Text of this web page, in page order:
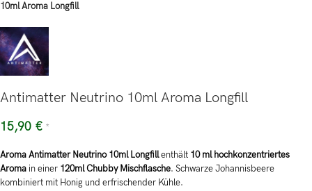
10ml Aroma Longfill
Antimatter Neutrino 10ml Aroma Longfill
15,90 € *
Aroma Antimatter Neutrino 10ml Longfillenthält 10 ml hochkonzentriertes
Aroma in einer 120ml Chubby Mischflasche. Schwarze Johannisbeere
kombiniert mit Honig und erfrischender Kühle.